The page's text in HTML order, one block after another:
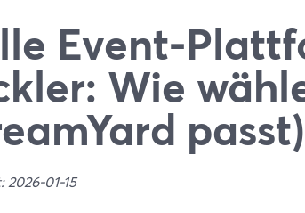
Event-
Wie
passt)
01-15